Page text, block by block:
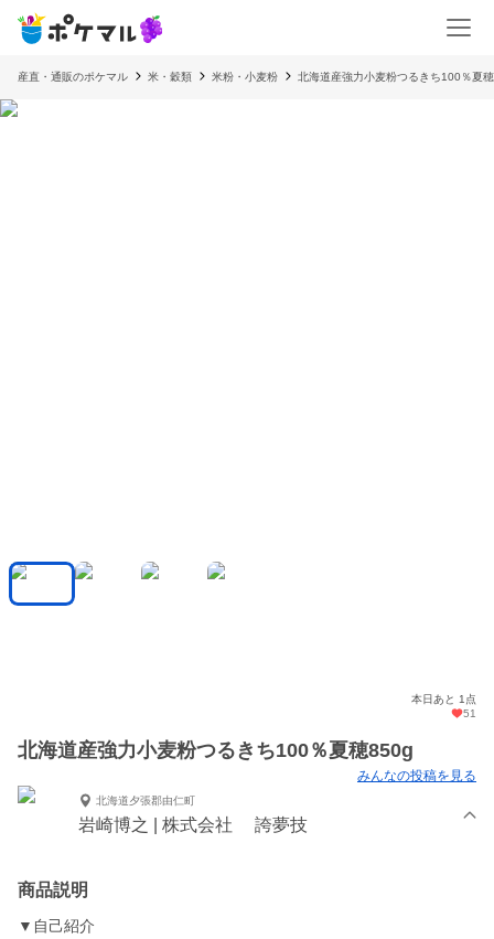
産直・通販のポケマル 米・穀類 米粉・小麦粉 北海道産強力小麦粉つるきち100％夏
本日あと 1点
51
北海道産強力小麦粉つるきち100％夏穂850g
みんなの投稿を見る
北海道夕張郡由仁町
岩崎博之 | 株式会社 誇夢技
商品説明
▼自己紹介